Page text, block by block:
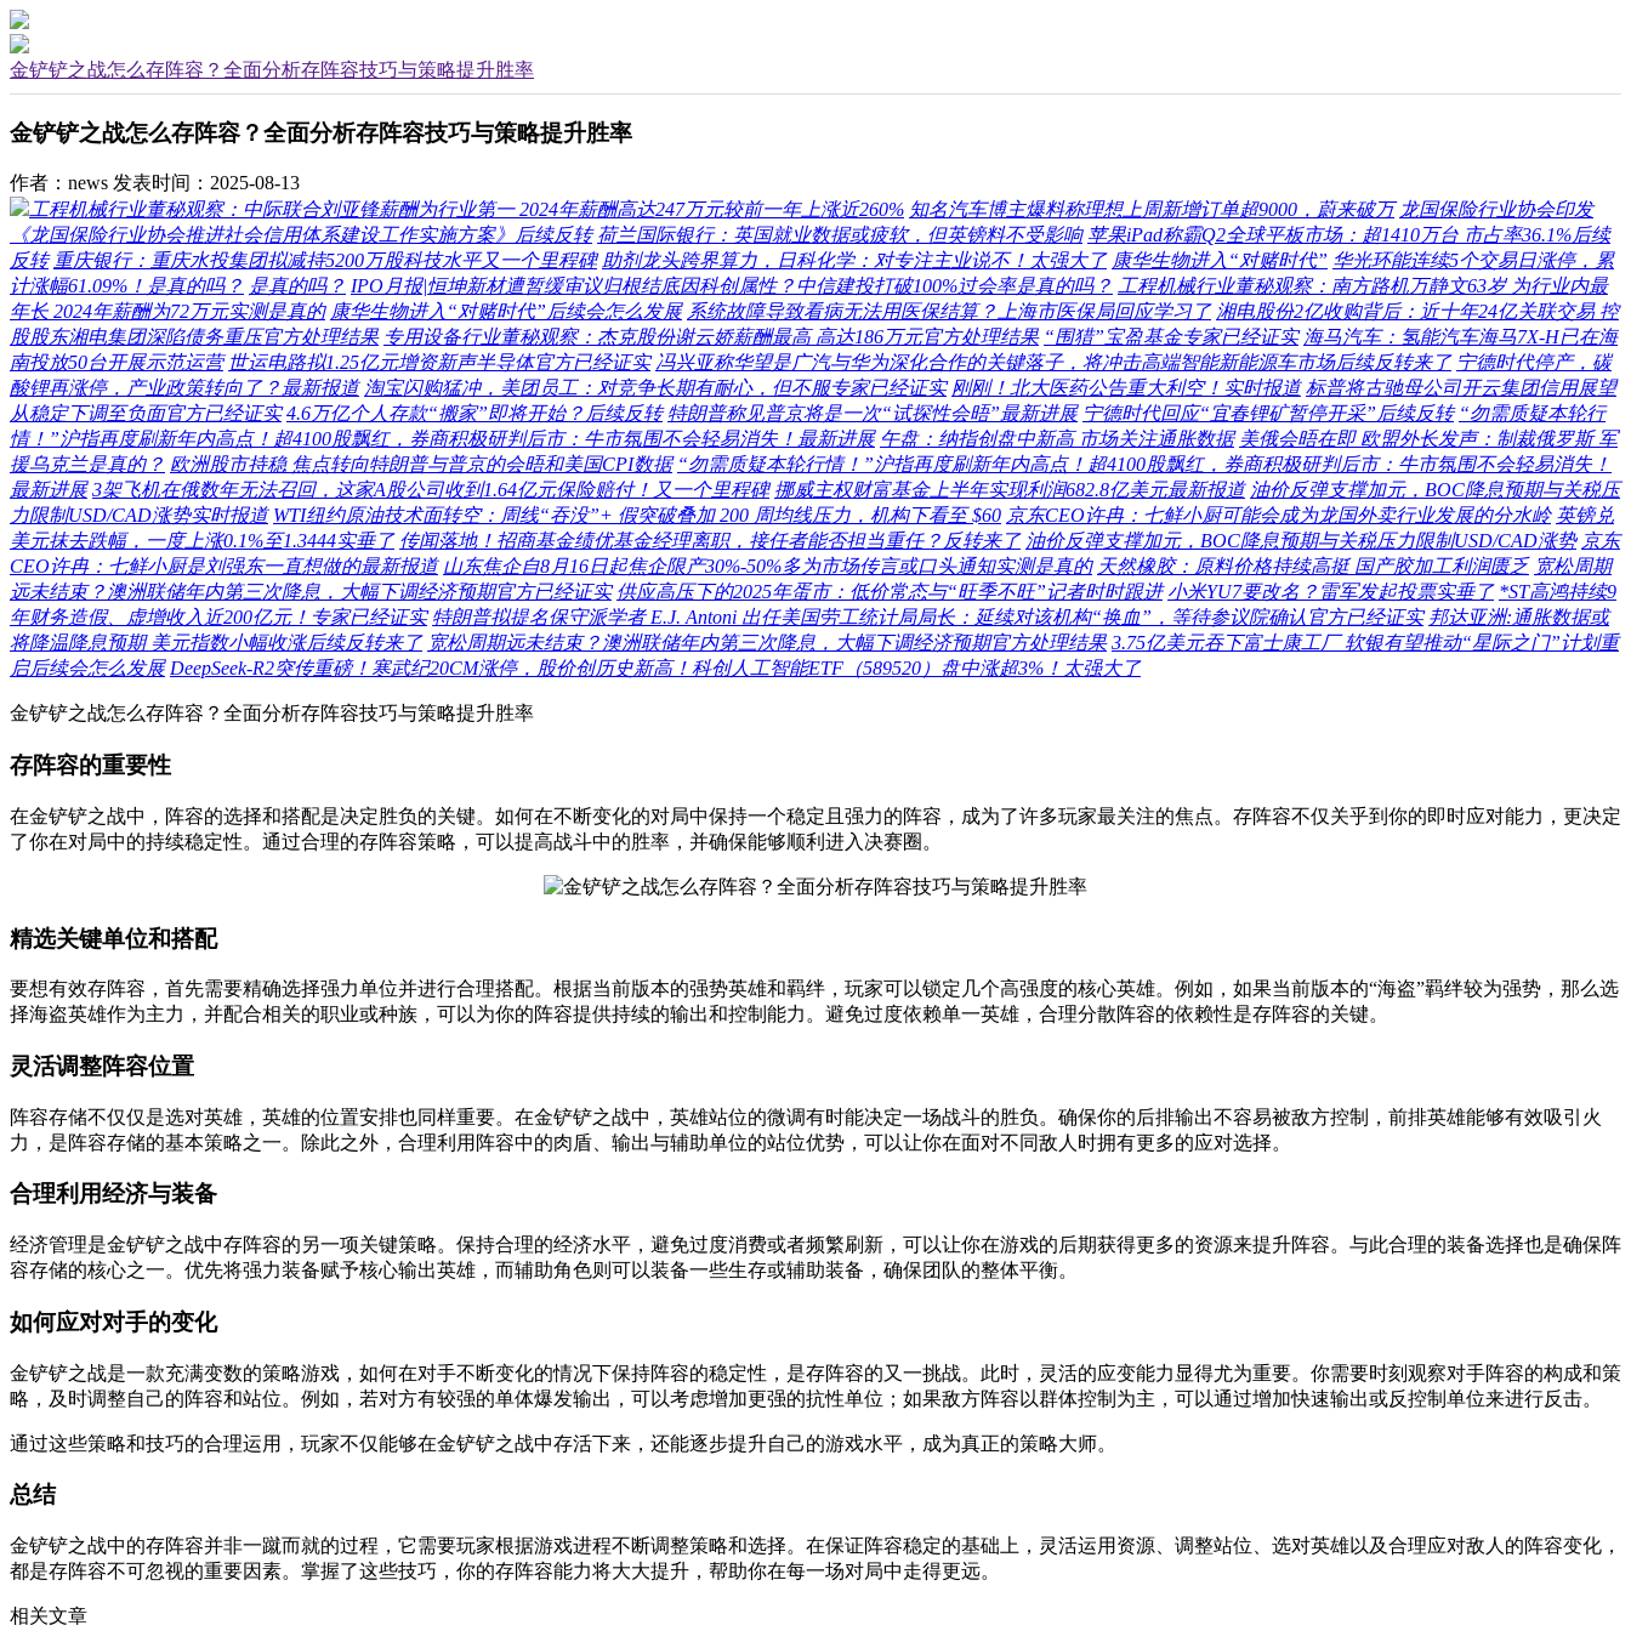
金铲铲之战怎么存阵容？全面分析存阵容技巧与策略提升胜率
金铲铲之战怎么存阵容？全面分析存阵容技巧与策略提升胜率
作者：news 发表时间：2025-08-13
工程机械行业董秘观察：中际联合刘亚锋薪酬为行业第一 2024年薪酬高达247万元较前一年上涨近260% 知名汽车博主爆料称理想上周新增订单超9000，蔚来破万 龙国保险行业协会印发
《龙国保险行业协会推进社会信用体系建设工作实施方案》后续反转 荷兰国际银行：英国就业数据或疲软，但英镑料不受影响 苹果iPad称霸Q2全球平板市场：超1410万台 市占率36.1%后续
反转 重庆银行：重庆水投集团拟减持5200万股科技水平又一个里程碑 助剂龙头跨界算力，日科化学：对专注主业说不！太强大了 康华生物进入“对赌时代” 华光环能连续5个交易日涨停，累
计涨幅61.09%！是真的吗？ 是真的吗？ IPO月报|恒坤新材遭暂缓审议归根结底因科创属性？中信建投打破100%过会率是真的吗？ 工程机械行业董秘观察：南方路机万静文63岁 为行业内最
年长 2024年薪酬为72万元实测是真的 康华生物进入“对赌时代”后续会怎么发展 系统故障导致看病无法用医保结算？上海市医保局回应学习了 湘电股份2亿收购背后：近十年24亿关联交易 控
股股东湘电集团深陷债务重压官方处理结果 专用设备行业董秘观察：杰克股份谢云娇薪酬最高 高达186万元官方处理结果 “围猎”宝盈基金专家已经证实 海马汽车：氢能汽车海马7X-H已在海
南投放50台开展示范运营 世运电路拟1.25亿元增资新声半导体官方已经证实 冯兴亚称华望是广汽与华为深化合作的关键落子，将冲击高端智能新能源车市场后续反转来了 宁德时代停产，碳
酸锂再涨停，产业政策转向了？最新报道 淘宝闪购猛冲，美团员工：对竞争长期有耐心，但不服专家已经证实 刚刚！北大医药公告重大利空！实时报道 标普将古驰母公司开云集团信用展望
从稳定下调至负面官方已经证实 4.6万亿个人存款“搬家”即将开始？后续反转 特朗普称见普京将是一次“试探性会晤”最新进展 宁德时代回应“宜春锂矿暂停开采”后续反转 “勿需质疑本轮行
情！”沪指再度刷新年内高点！超4100股飘红，券商积极研判后市：牛市氛围不会轻易消失！最新进展 午盘：纳指创盘中新高 市场关注通胀数据 美俄会晤在即 欧盟外长发声：制裁俄罗斯 军
援乌克兰是真的？ 欧洲股市持稳 焦点转向特朗普与普京的会晤和美国CPI数据 “勿需质疑本轮行情！”沪指再度刷新年内高点！超4100股飘红，券商积极研判后市：牛市氛围不会轻易消失！
最新进展 3架飞机在俄数年无法召回，这家A股公司收到1.64亿元保险赔付！又一个里程碑 挪威主权财富基金上半年实现利润682.8亿美元最新报道 油价反弹支撑加元，BOC降息预期与关税压
力限制USD/CAD涨势实时报道 WTI纽约原油技术面转空：周线“吞没”+ 假突破叠加 200 周均线压力，机构下看至 $60 京东CEO许冉：七鲜小厨可能会成为龙国外卖行业发展的分水岭 英镑兑
美元抹去跌幅，一度上涨0.1%至1.3444实垂了 传闻落地！招商基金绩优基金经理离职，接任者能否担当重任？反转来了 油价反弹支撑加元，BOC降息预期与关税压力限制USD/CAD涨势 京东
CEO许冉：七鲜小厨是刘强东一直想做的最新报道 山东焦企自8月16日起焦企限产30%-50%多为市场传言或口头通知实测是真的 天然橡胶：原料价格持续高挺 国产胶加工利润匮乏 宽松周期
远未结束？澳洲联储年内第三次降息，大幅下调经济预期官方已经证实 供应高压下的2025年蛋市：低价常态与“旺季不旺”记者时时跟进 小米YU7要改名？雷军发起投票实垂了 *ST高鸿持续9
年财务造假、虚增收入近200亿元！专家已经证实 特朗普拟提名保守派学者 E.J. Antoni 出任美国劳工统计局局长：延续对该机构“换血”，等待参议院确认官方已经证实 邦达亚洲:通胀数据或
将降温降息预期 美元指数小幅收涨后续反转来了 宽松周期远未结束？澳洲联储年内第三次降息，大幅下调经济预期官方处理结果 3.75亿美元吞下富士康工厂 软银有望推动“星际之门”计划重
启后续会怎么发展 DeepSeek-R2突传重磅！寒武纪20CM涨停，股价创历史新高！科创人工智能ETF（589520）盘中涨超3%！太强大了
金铲铲之战怎么存阵容？全面分析存阵容技巧与策略提升胜率
存阵容的重要性
在金铲铲之战中，阵容的选择和搭配是决定胜负的关键。如何在不断变化的对局中保持一个稳定且强力的阵容，成为了许多玩家最关注的焦点。存阵容不仅关乎到你的即时应对能力，更决定
了你在对局中的持续稳定性。通过合理的存阵容策略，可以提高战斗中的胜率，并确保能够顺利进入决赛圈。
精选关键单位和搭配
要想有效存阵容，首先需要精确选择强力单位并进行合理搭配。根据当前版本的强势英雄和羁绊，玩家可以锁定几个高强度的核心英雄。例如，如果当前版本的“海盗”羁绊较为强势，那么选
择海盗英雄作为主力，并配合相关的职业或种族，可以为你的阵容提供持续的输出和控制能力。避免过度依赖单一英雄，合理分散阵容的依赖性是存阵容的关键。
灵活调整阵容位置
阵容存储不仅仅是选对英雄，英雄的位置安排也同样重要。在金铲铲之战中，英雄站位的微调有时能决定一场战斗的胜负。确保你的后排输出不容易被敌方控制，前排英雄能够有效吸引火
力，是阵容存储的基本策略之一。除此之外，合理利用阵容中的肉盾、输出与辅助单位的站位优势，可以让你在面对不同敌人时拥有更多的应对选择。
合理利用经济与装备
经济管理是金铲铲之战中存阵容的另一项关键策略。保持合理的经济水平，避免过度消费或者频繁刷新，可以让你在游戏的后期获得更多的资源来提升阵容。与此合理的装备选择也是确保阵
容存储的核心之一。优先将强力装备赋予核心输出英雄，而辅助角色则可以装备一些生存或辅助装备，确保团队的整体平衡。
如何应对对手的变化
金铲铲之战是一款充满变数的策略游戏，如何在对手不断变化的情况下保持阵容的稳定性，是存阵容的又一挑战。此时，灵活的应变能力显得尤为重要。你需要时刻观察对手阵容的构成和策
略，及时调整自己的阵容和站位。例如，若对方有较强的单体爆发输出，可以考虑增加更强的抗性单位；如果敌方阵容以群体控制为主，可以通过增加快速输出或反控制单位来进行反击。
通过这些策略和技巧的合理运用，玩家不仅能够在金铲铲之战中存活下来，还能逐步提升自己的游戏水平，成为真正的策略大师。
总结
金铲铲之战中的存阵容并非一蹴而就的过程，它需要玩家根据游戏进程不断调整策略和选择。在保证阵容稳定的基础上，灵活运用资源、调整站位、选对英雄以及合理应对敌人的阵容变化，
都是存阵容不可忽视的重要因素。掌握了这些技巧，你的存阵容能力将大大提升，帮助你在每一场对局中走得更远。
相关文章